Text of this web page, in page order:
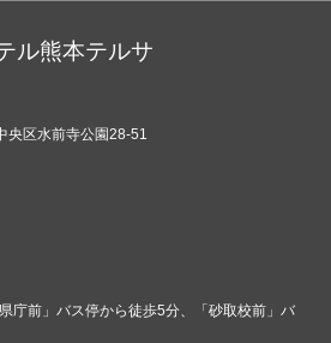
ル熊本テルサ
央区水前寺公園28-51
庁前」バス停から徒歩5分、「砂取校前」バ